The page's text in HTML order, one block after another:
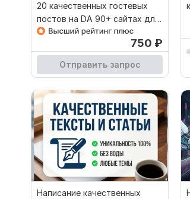
20 качественных гостевых
постов на DA 90+ сайтах для
Dofollow ссылок
750 ₽
Отправить запрос
Написание качественных